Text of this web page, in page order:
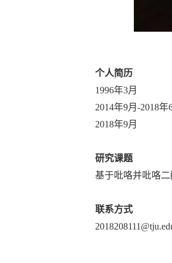
个人简历
1996年3月
2014年9月-2018
2018年9月 天
研究课题
基于吡咯并吡咯
联系方式